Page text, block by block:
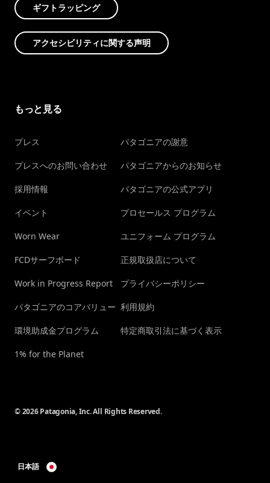
ギフトラッピング
アクセシビリティに関する声明
もっと見る
プレス
プレスへのお問い合わせ
採用情報
イベント
Worn Wear
FCDサーフボード
Work in Progress Report
パタゴニアのコアバリュー
環境助成金プログラム
1% for the Planet
パタゴニアの謝意
パタゴニアからのお知らせ
パタゴニアの公式アプリ
プロセールス プログラム
ユニフォーム プログラム
正規取扱店について
プライバシーポリシー
利用規約
特定商取引法に基づく表示
© 2026 Patagonia, Inc. All Rights Reserved.
日本語